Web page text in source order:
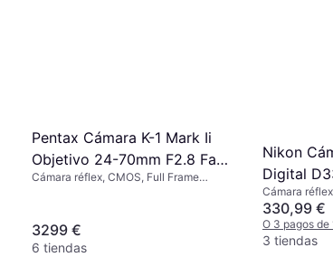
Pentax Cámara K-1 Mark Ii
Objetivo 24-70mm F2.8 Fa
Wr
Cámara réflex, CMOS, Full Frame
3299 €
6 tiendas
Nikon
Digital
Cámara
Continuous
330,99 €
O 3 pagos de
3 tiendas